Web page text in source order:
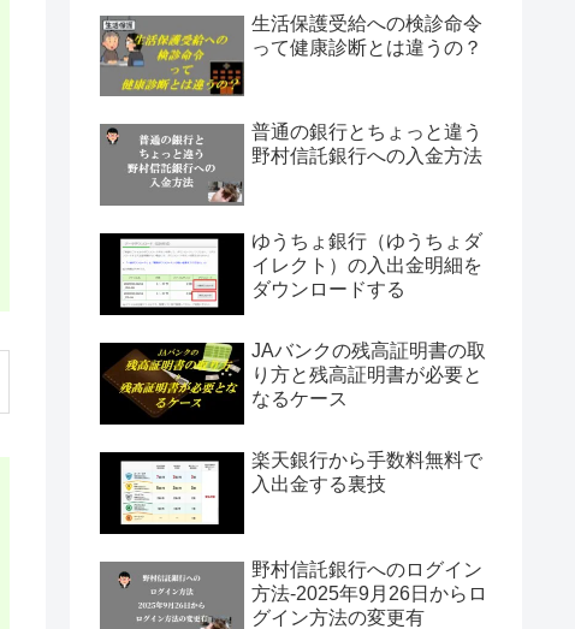
生活保護受給への検診命令
って健康診断とは違うの？
普通の銀行とちょっと違う
野村信託銀行への入金方法
ゆうちょ銀行（ゆうちょダ
イレクト）の入出金明細を
ダウンロードする
JAバンクの残高証明書の取
り方と残高証明書が必要と
なるケース
楽天銀行から手数料無料で
入出金する裏技
野村信託銀行へのログイン
方法-2025年9月26日からロ
グイン方法の変更有